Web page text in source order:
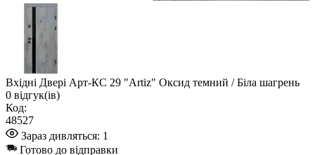
Вхідні Двері Арт-КС 29 "Artiz" Оксид темний / Біла шагрень
0 відгук(ів)
Код:
48527
Зараз дивляться: 1
Готово до відправки